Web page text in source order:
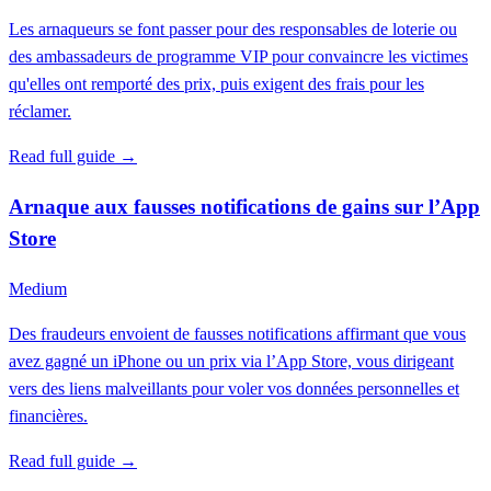
Les arnaqueurs se font passer pour des responsables de loterie ou
des ambassadeurs de programme VIP pour convaincre les victimes
qu'elles ont remporté des prix, puis exigent des frais pour les
réclamer.
Read full guide →
Arnaque aux fausses notifications de gains sur l’App
Store
Medium
Des fraudeurs envoient de fausses notifications affirmant que vous
avez gagné un iPhone ou un prix via l’App Store, vous dirigeant
vers des liens malveillants pour voler vos données personnelles et
financières.
Read full guide →